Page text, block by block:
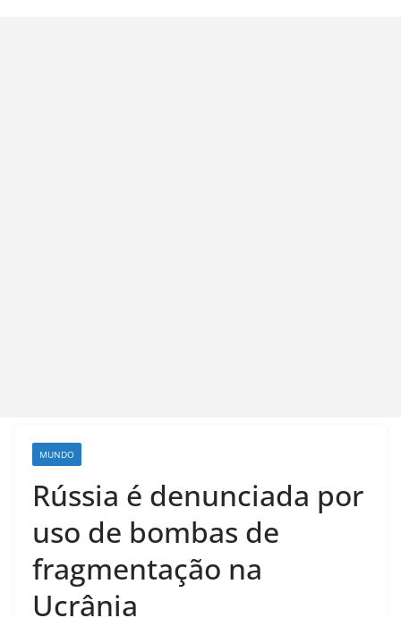
MUNDO
Rússia é denunciada por
uso de bombas de
fragmentação na
Ucrânia